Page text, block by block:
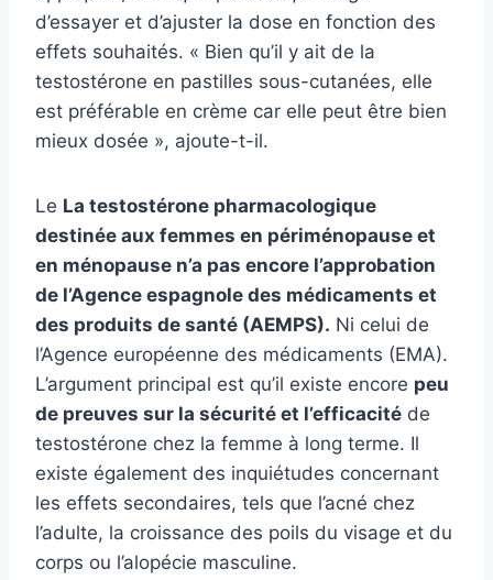
d’essayer et d’ajuster la dose en fonction des
effets souhaités. « Bien qu’il y ait de la
testostérone en pastilles sous-cutanées, elle
est préférable en crème car elle peut être bien
mieux dosée », ajoute-t-il.
Le La testostérone pharmacologique
destinée aux femmes en périménopause et
en ménopause n’a pas encore l’approbation
de l’Agence espagnole des médicaments et
des produits de santé (AEMPS). Ni celui de
l’Agence européenne des médicaments (EMA).
L’argument principal est qu’il existe encore peu
de preuves sur la sécurité et l’efficacité de
testostérone chez la femme à long terme. Il
existe également des inquiétudes concernant
les effets secondaires, tels que l’acné chez
l’adulte, la croissance des poils du visage et du
corps ou l’alopécie masculine.